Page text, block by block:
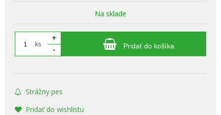
Na sklade
ks
+
-
Pridať do košíka
Strážny pes
Pridať do wishlistu